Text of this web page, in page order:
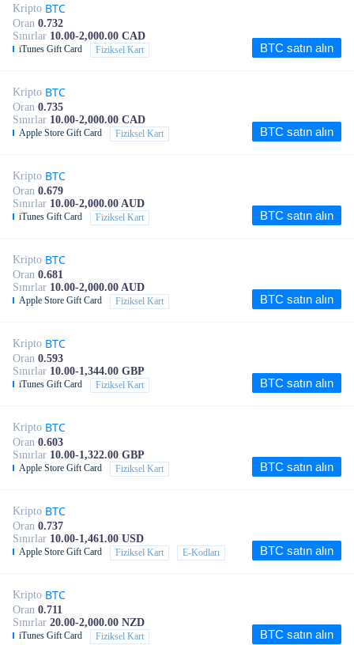
Kripto BTC
Oran 0.732
Sınırlar 10.00-2,000.00 CAD
iTunes Gift Card Fiziksel Kart BTC satın alın
Kripto BTC
Oran 0.735
Sınırlar 10.00-2,000.00 CAD
Apple Store Gift Card Fiziksel Kart BTC satın alın
Kripto BTC
Oran 0.679
Sınırlar 10.00-2,000.00 AUD
iTunes Gift Card Fiziksel Kart BTC satın alın
Kripto BTC
Oran 0.681
Sınırlar 10.00-2,000.00 AUD
Apple Store Gift Card Fiziksel Kart BTC satın alın
Kripto BTC
Oran 0.593
Sınırlar 10.00-1,344.00 GBP
iTunes Gift Card Fiziksel Kart BTC satın alın
Kripto BTC
Oran 0.603
Sınırlar 10.00-1,322.00 GBP
Apple Store Gift Card Fiziksel Kart BTC satın alın
Kripto BTC
Oran 0.737
Sınırlar 10.00-1,461.00 USD
Apple Store Gift Card Fiziksel Kart E-Kodları BTC satın alın
Kripto BTC
Oran 0.711
Sınırlar 20.00-2,000.00 NZD
iTunes Gift Card Fiziksel Kart BTC satın alın